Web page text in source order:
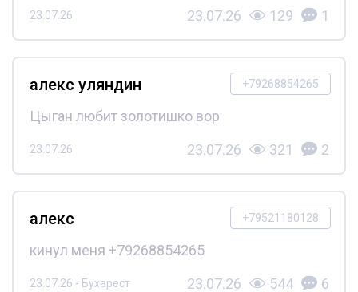
23.07.26 23.07.26 129 1
+79268854265
алекс уляндин
Цыган любит золотишко вор
23.07.26 23.07.26 321 2
+79521180128
алекс
кинул меня +79268854265
23.07.26 - Бухарест 23.07.26 544 6